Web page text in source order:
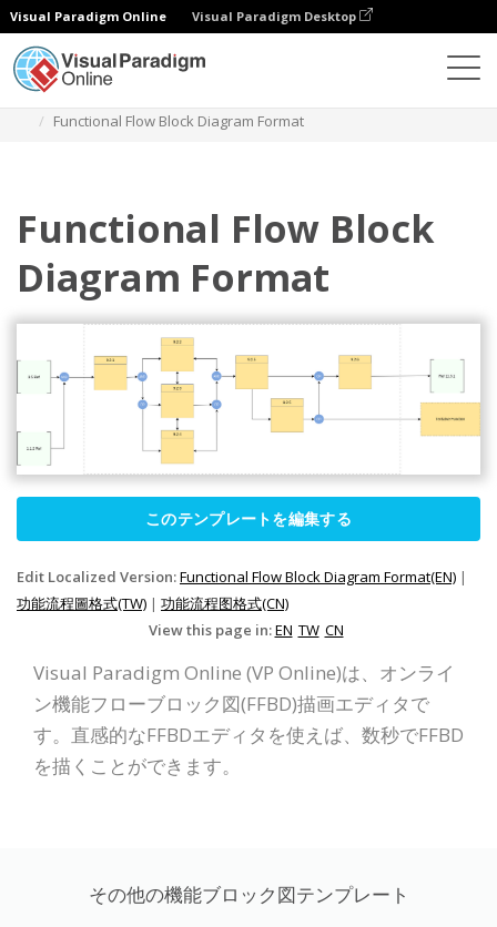
Visual Paradigm Online Visual Paradigm Desktop
Functional Flow Block Diagram Format
Functional Flow Block
Diagram Format
このテンプレートを編集する
Edit Localized Version:Functional Flow Block Diagram Format(EN) |
功能流程圖格式(TW) | 功能流程图格式(CN)
View this page in:EN TW CN
Visual Paradigm Online (VP Online)は、オンライ
ン機能フローブロック図(FFBD)描画エディタで
す。直感的なFFBDエディタを使えば、数秒でFFBD
を描くことができます。
その他の機能ブロック図テンプレート